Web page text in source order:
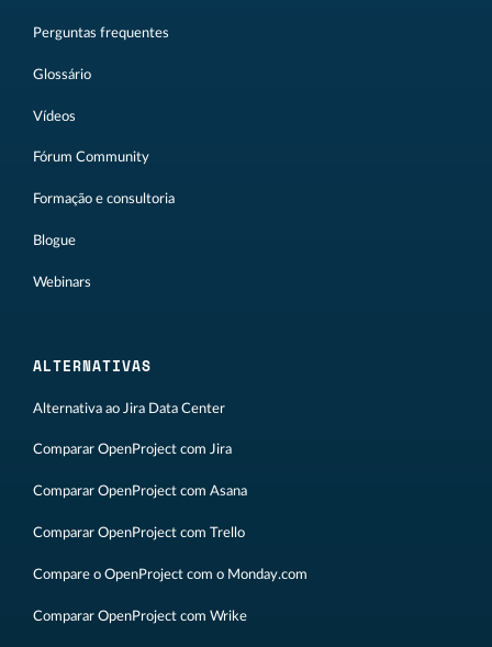
Perguntas frequentes
Glossário
Vídeos
Fórum Community
Formação e consultoria
Blogue
Webinars
ALTERNATIVAS
Alternativa ao Jira Data Center
Comparar OpenProject com Jira
Comparar OpenProject com Asana
Comparar OpenProject com Trello
Compare o OpenProject com o Monday.com
Comparar OpenProject com Wrike